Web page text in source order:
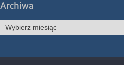
Archiwa
Archiwa